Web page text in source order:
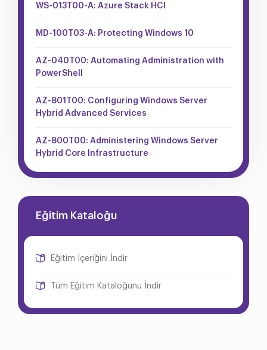
WS-013T00-A: Azure Stack HCI
MD-100T03-A: Protecting Windows 10
AZ-040T00: Automating Administration with
PowerShell
AZ-801T00: Configuring Windows Server
Hybrid Advanced Services
AZ-800T00: Administering Windows Server
Hybrid Core Infrastructure
Eğitim Kataloğu
Eğitim İçeriğini İndir
Tüm Eğitim Kataloğunu İndir